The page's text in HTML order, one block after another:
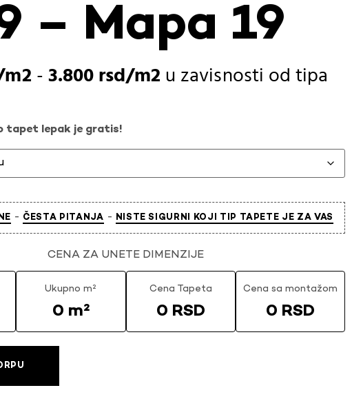
– Mapa 19
-3.800rsd u zavisnosti od tipa
tapet lepak je gratis!
- ČESTA PITANJA - NISTE SIGURNI KOJI TIP TAPETE JE ZA VAS
CENA ZA UNETE DIMENZIJE
Ukupno m²
0 m²
Cena Tapeta
0 RSD
Cena sa montažom
0 RSD